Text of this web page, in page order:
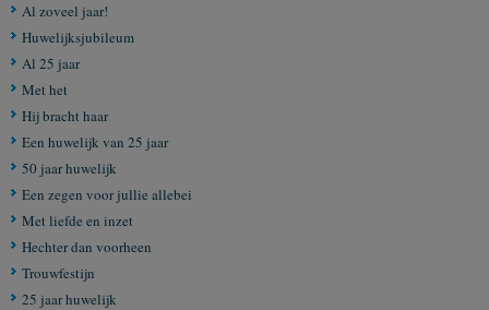
Al zoveel jaar!
Huwelijksjubileum
Al 25 jaar
Met het
Hij bracht haar
Een huwelijk van 25 jaar
50 jaar huwelijk
Een zegen voor jullie allebei
Met liefde en inzet
Hechter dan voorheen
Trouwfestijn
25 jaar huwelijk